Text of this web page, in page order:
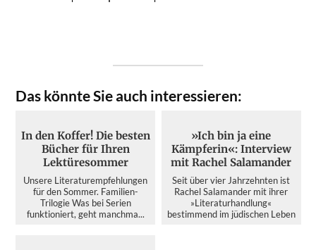
Das könnte Sie auch interessieren:
In den Koffer! Die besten
Bücher für Ihren
Lektüresommer
Unsere Literaturempfehlungen
für den Sommer. Familien-
Trilogie Was bei Serien
funktioniert, geht manchma...
»Ich bin ja eine
Kämpferin«: Interview
mit Rachel Salamander
Seit über vier Jahrzehnten ist
Rachel Salamander mit ihrer
»Literaturhandlung«
bestimmend im jüdischen Leben